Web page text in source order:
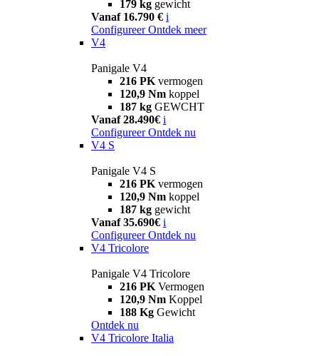
179 kg gewicht
Vanaf 16.790 € i
Configureer Ontdek meer
V4
Panigale V4
216 PK vermogen
120,9 Nm koppel
187 kg GEWCHT
Vanaf 28.490€ i
Configureer Ontdek nu
V4 S
Panigale V4 S
216 PK vermogen
120,9 Nm koppel
187 kg gewicht
Vanaf 35.690€ i
Configureer Ontdek nu
V4 Tricolore
Panigale V4 Tricolore
216 PK Vermogen
120,9 Nm Koppel
188 Kg Gewicht
Ontdek nu
V4 Tricolore Italia